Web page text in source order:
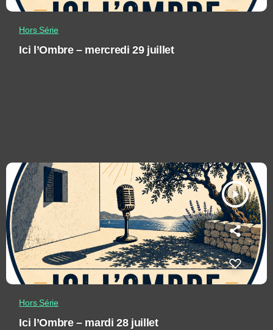
Hors Série
Ici l’Ombre – mercredi 29 juillet
play_arrow
Hors Série
Ici l’Ombre – mardi 28 juillet